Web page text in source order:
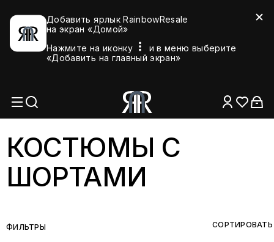
Добавить ярлык RainbowResale
на экран «Домой»
Нажмите на иконку
и в меню выберите
«Добавить на главный экран»
КОСТЮМЫ С
ШОРТАМИ
ФИЛЬТРЫ СОРТИРОВАТЬ